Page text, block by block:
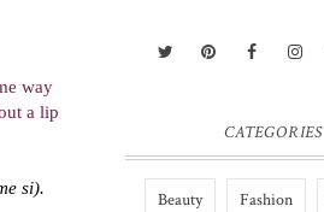
way
a lip
si).
CATEGORIES
Beauty Fashion